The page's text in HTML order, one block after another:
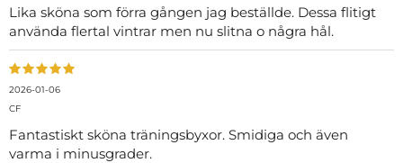
Lika sköna som förra gången jag beställde. Dessa flitigt
använda flertal vintrar men nu slitna o några hål.
2026-01-06
CF
Fantastiskt sköna träningsbyxor. Smidiga och även
varma i minusgrader.